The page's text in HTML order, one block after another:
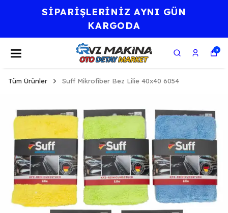
AYNI GÜN
0
Tüm Ürünler Suff Mikrofiber Bez Lilie 40x40 6054